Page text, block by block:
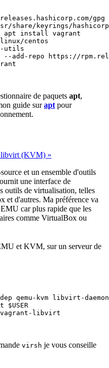
gpg
share/keyrings/
apt install
vagrant
centos
utils
--add-repo
https://
de paquets apt,
guide surapt pour
libvirt (KVM) »
et un ensemble d'outils
une interface de
outils de virtualisation, telles
d'autres. Ma préférence va
car plus rapide que les
comme VirtualBox ou
et KVM, sur un serveur de
qemu-kvm
libvirt-
$USER
vagrant-libvirt
virsh je vous conseille